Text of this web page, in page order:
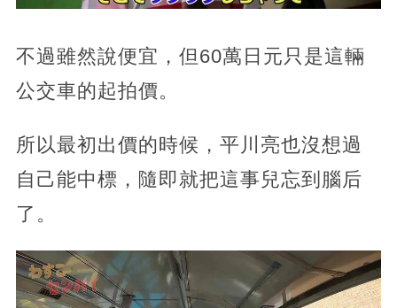
不過雖然說便宜，但60萬日元只是這輛
公交車的起拍價。
所以最初出價的時候，平川亮也沒想過
自己能中標，隨即就把這事兒忘到腦后
了。